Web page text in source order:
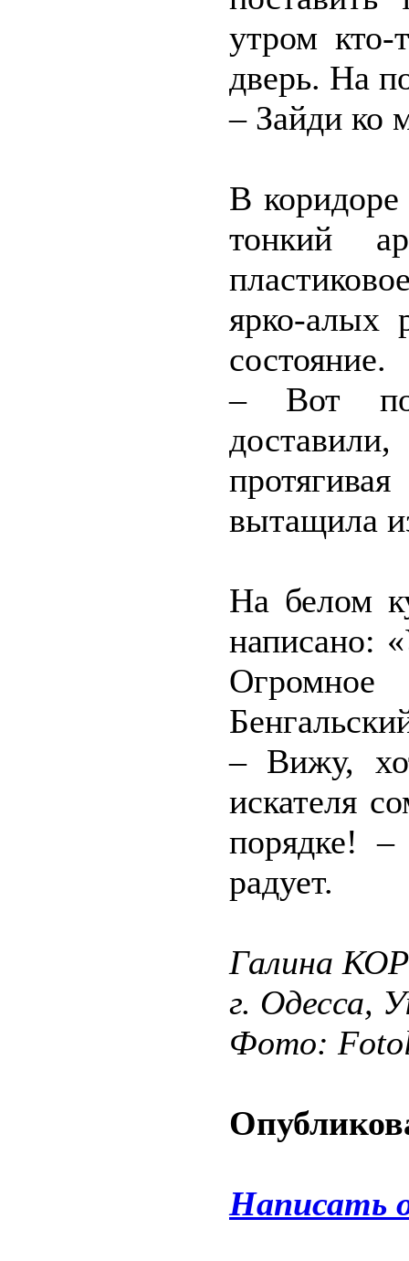
утром
дверь. На
– Зайди ко
В коридоре
тонкий
ярко-алых
состояние.
– Вот
вытащила
На белом
написано:
– Вижу,
искателя
порядке! –
радует.
Галина
г. Одесса,
Фото:
Написать